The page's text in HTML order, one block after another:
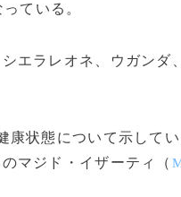
ている。
エラレオネ、ウガンダ
康状態について示して
マジド・イザーティ（